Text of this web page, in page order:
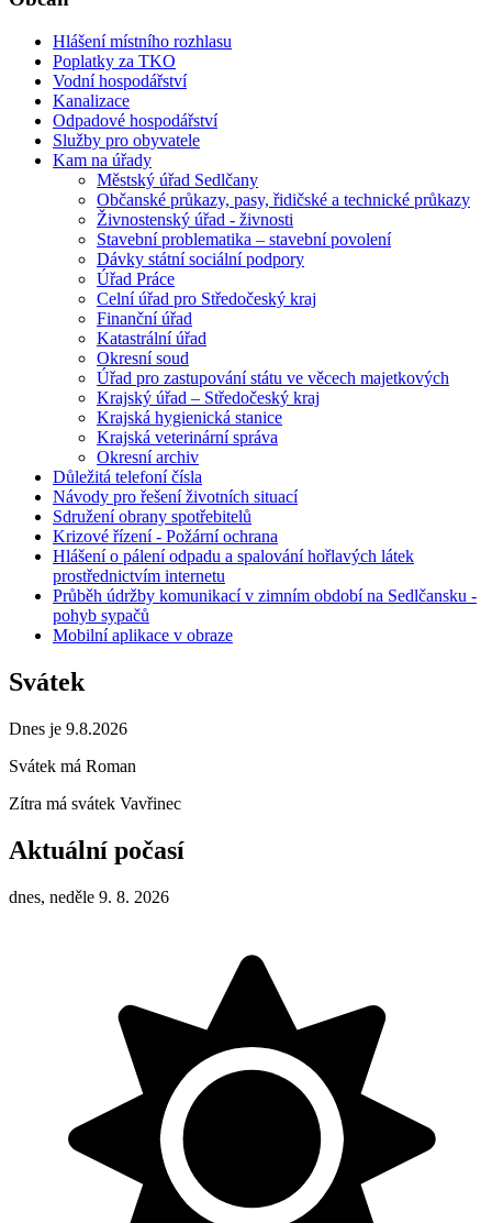
Hlášení místního rozhlasu
Poplatky za TKO
Vodní hospodářství
Kanalizace
Odpadové hospodářství
Služby pro obyvatele
Kam na úřady
Městský úřad Sedlčany
Občanské průkazy, pasy, řidičské a technické průkazy
Živnostenský úřad - živnosti
Stavební problematika – stavební povolení
Dávky státní sociální podpory
Úřad Práce
Celní úřad pro Středočeský kraj
Finanční úřad
Katastrální úřad
Okresní soud
Úřad pro zastupování státu ve věcech majetkových
Krajský úřad – Středočeský kraj
Krajská hygienická stanice
Krajská veterinární správa
Okresní archiv
Důležitá telefoní čísla
Návody pro řešení životních situací
Sdružení obrany spotřebitelů
Krizové řízení - Požární ochrana
Hlášení o pálení odpadu a spalování hořlavých látek
prostřednictvím internetu
Průběh údržby komunikací v zimním období na Sedlčansku -
pohyb sypačů
Mobilní aplikace v obraze
Svátek
Dnes je 9.8.2026
Svátek má Roman
Zítra má svátek Vavřinec
Aktuální počasí
dnes, neděle 9. 8. 2026